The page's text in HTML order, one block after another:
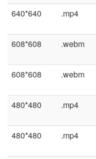
640*640
.mp4
608*608
.webm
608*608
.webm
480*480
.mp4
480*480
.mp4